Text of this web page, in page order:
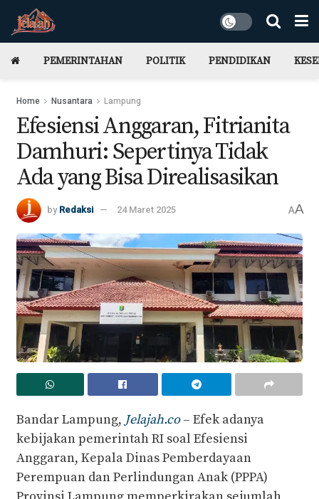
PEMERINTAHAN POLITIK PENDIDIKAN
Home Nusantara Lampung
Efesiensi Anggaran, Fitrianita
Damhuri: Sepertinya Tidak
Ada yang Bisa Direalisasikan
by Redaksi 24 Maret 2025 AA
Bandar Lampung, Jelajah.co– Efek adanya
kebijakan pemerintah RI soal Efesiensi
Anggaran, Kepala Dinas Pemberdayaan
Perempuan dan Perlindungan Anak (PPPA)